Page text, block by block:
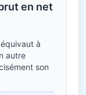
en net
équivaut à
autre
son